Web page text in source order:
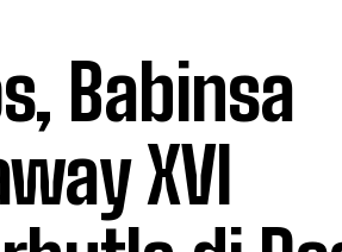
Babinsa
XVI